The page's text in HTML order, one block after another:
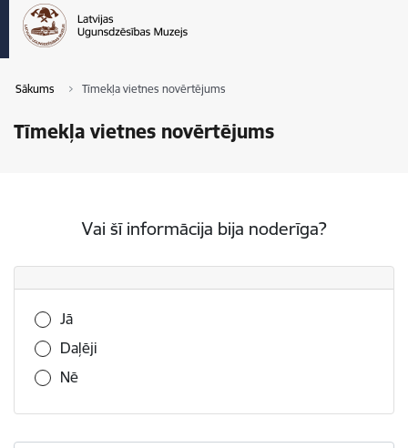
Sākums Tīmekļa vietnes novērtējums
Tīmekļa vietnes novērtējums
Vai šī informācija bija noderīga?
Vai šī informācija bija noderīga?
Jā
Daļēji
Nē